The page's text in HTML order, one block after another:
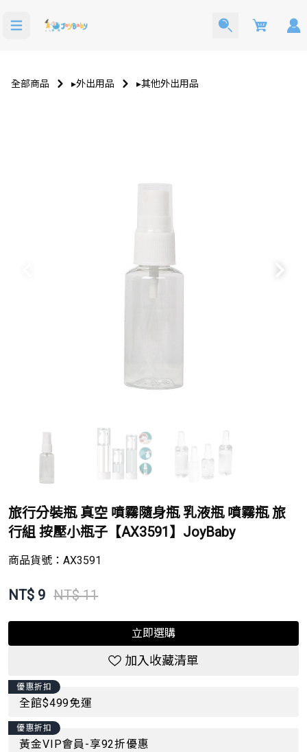
Cart
全部商品 ▸外出用品 ▸其他外出用品
旅行分裝瓶 真空 噴霧隨身瓶 乳液瓶 噴霧瓶 旅
行組 按壓小瓶子【AX3591】JoyBaby
商品貨號：AX3591
NT$ 9 NT$ 11
立即選購
加入收藏清單
優惠折扣
全館$499免運
優惠折扣
黃金VIP會員-享92折優惠